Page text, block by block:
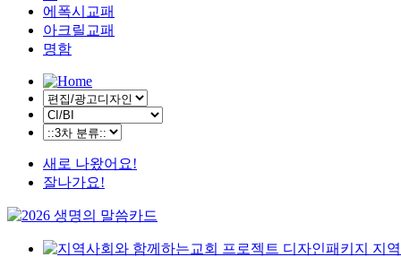
에폭시교패
아크릴교패
명함
새로 나왔어요!
잘나가요!
지